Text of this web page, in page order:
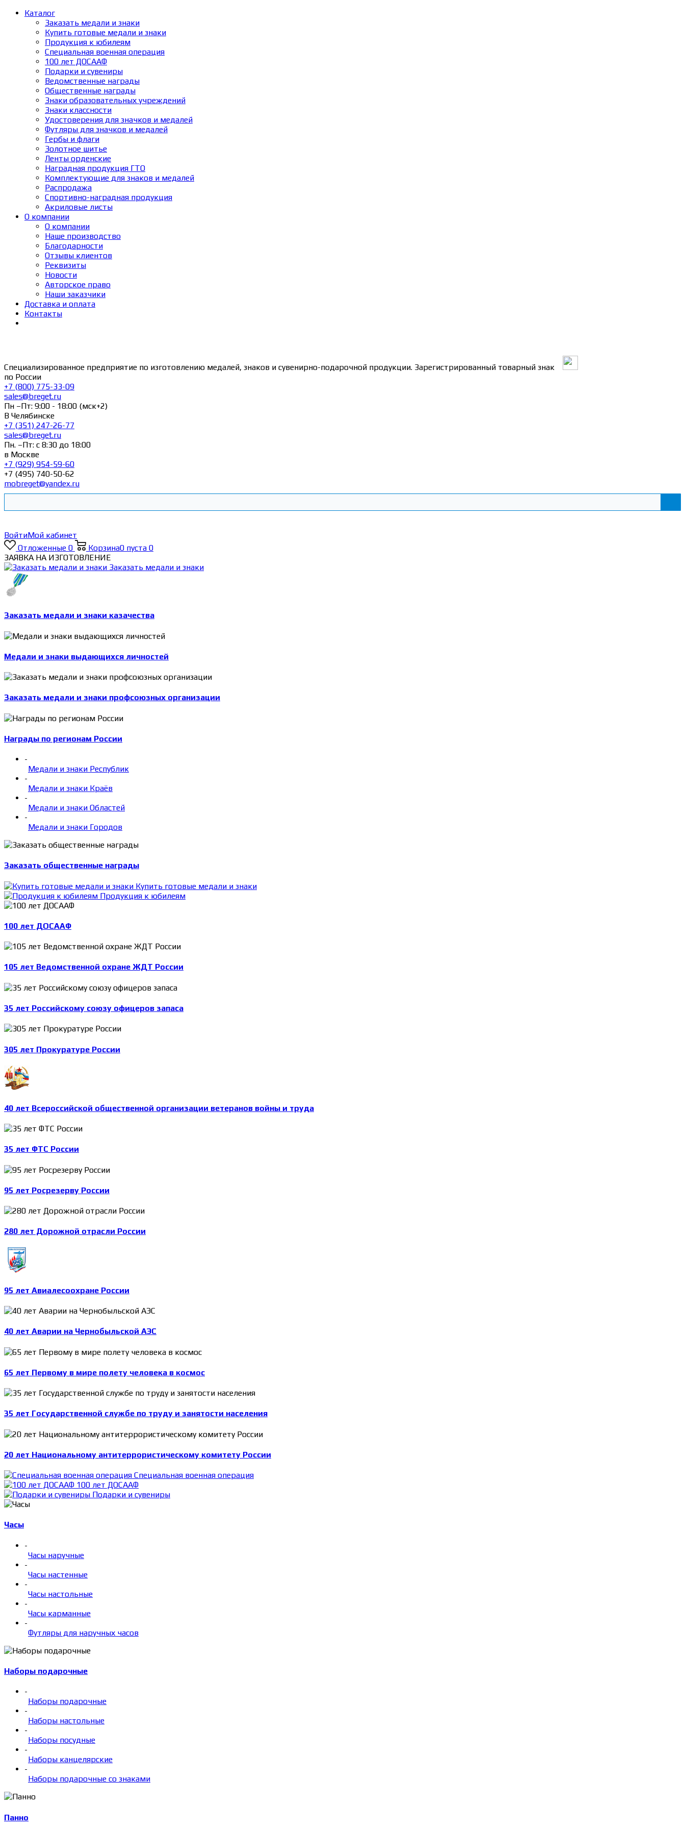
Каталог
Заказать медали и знаки
Купить готовые медали и знаки
Продукция к юбилеям
Специальная военная операция
100 лет ДОСААФ
Подарки и сувениры
Ведомственные награды
Общественные награды
Знаки образовательных учреждений
Знаки классности
Удостоверения для значков и медалей
Футляры для значков и медалей
Гербы и флаги
Золотное шитье
Ленты орденские
Наградная продукция ГТО
Комплектующие для знаков и медалей
Распродажа
Спортивно-наградная продукция
Акриловые листы
О компании
О компании
Наше производство
Благодарности
Отзывы клиентов
Реквизиты
Новости
Авторское право
Наши заказчики
Доставка и оплата
Контакты
Специализированное предприятие по изготовлению медалей, знаков и сувенирно-подарочной продукции. Зарегистрированный товарный знак
по России
+7 (800) 775-33-09
sales@breget.ru
Пн –Пт: 9:00 - 18:00 (мск+2)
В Челябинске
+7 (351) 247-26-77
sales@breget.ru
Пн. –Пт: с 8:30 до 18:00
в Москве
+7 (929) 954-59-60
+7 (495) 740-50-62
mobreget@yandex.ru
ВойтиМой кабинет
Отложенные 0 Корзина0 пуста 0
ЗАЯВКА НА ИЗГОТОВЛЕНИЕ
Заказать медали и знаки
Заказать медали и знаки казачества
Медали и знаки выдающихся личностей
Заказать медали и знаки профсоюзных организации
Награды по регионам России
-
Медали и знаки Республик
-
Медали и знаки Краёв
-
Медали и знаки Областей
-
Медали и знаки Городов
Заказать общественные награды
Купить готовые медали и знаки
Продукция к юбилеям
100 лет ДОСААФ
105 лет Ведомственной охране ЖДТ России
35 лет Российскому союзу офицеров запаса
305 лет Прокуратуре России
40 лет Всероссийской общественной организации ветеранов войны и труда
35 лет ФТС России
95 лет Росрезерву России
280 лет Дорожной отрасли России
95 лет Авиалесоохране России
40 лет Аварии на Чернобыльской АЭС
65 лет Первому в мире полету человека в космос
35 лет Государственной службе по труду и занятости населения
20 лет Национальному антитеррористическому комитету России
Специальная военная операция
100 лет ДОСААФ
Подарки и сувениры
Часы
-
Часы наручные
-
Часы настенные
-
Часы настольные
-
Часы карманные
-
Футляры для наручных часов
Наборы подарочные
-
Наборы подарочные
-
Наборы настольные
-
Наборы посудные
-
Наборы канцелярские
-
Наборы подарочные со знаками
Панно